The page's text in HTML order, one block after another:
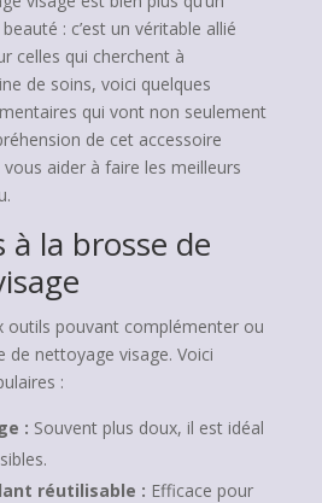
: c’est un véritable allié
celles qui cherchent à
de soins, voici quelques
qui vont non seulement
de cet accessoire
aider à faire les meilleurs
la brosse de
outils pouvant complémenter ou
de nettoyage visage. Voici
:
: Souvent plus doux, il est idéal
réutilisable : Efficace pour